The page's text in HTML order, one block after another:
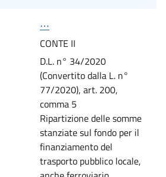
⋯
CONTE II
D.L. n° 34/2020
(Convertito dalla L. n°
77/2020), art. 200,
comma 5
Ripartizione delle somme
stanziate sul fondo per il
finanziamento del
trasporto pubblico locale,